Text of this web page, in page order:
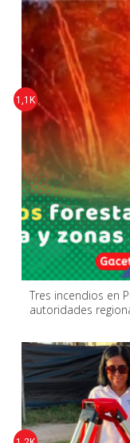
Tres incendios en
autoridades
1,1K